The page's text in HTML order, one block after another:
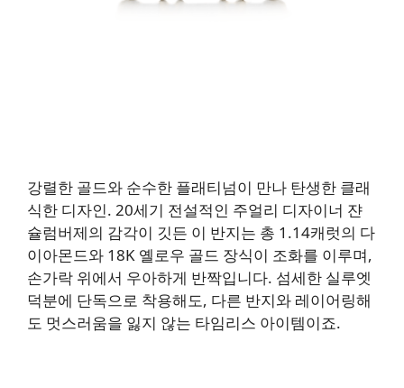
강렬한 골드와 순수한 플래티넘이 만나 탄생한 클래
식한 디자인. 20세기 전설적인 주얼리 디자이너 쟌
슐럼버제의 감각이 깃든 이 반지는 총 1.14캐럿의 다
이아몬드와 18K 옐로우 골드 장식이 조화를 이루며,
손가락 위에서 우아하게 반짝입니다. 섬세한 실루엣
덕분에 단독으로 착용해도, 다른 반지와 레이어링해
도 멋스러움을 잃지 않는 타임리스 아이템이죠.